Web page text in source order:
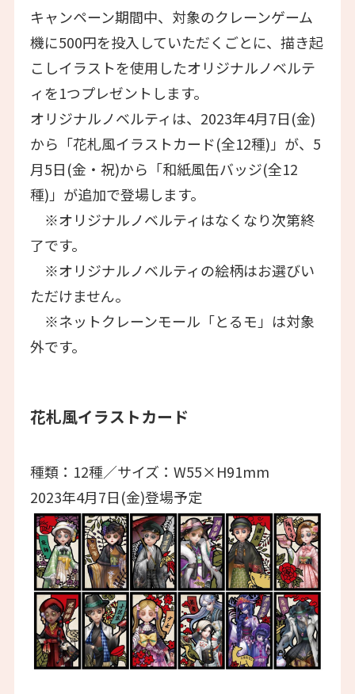
キャンペーン期間中、対象のクレーンゲーム
機に500円を投入していただくごとに、描き起
こしイラストを使用したオリジナルノベルテ
ィを1つプレゼントします。
オリジナルノベルティは、2023年4月7日(金)
から「花札風イラストカード(全12種)」が、5
月5日(金・祝)から「和紙風缶バッジ(全12
種)」が追加で登場します。
※オリジナルノベルティはなくなり次第終
了です。
※オリジナルノベルティの絵柄はお選びい
ただけません。
※ネットクレーンモール「とるモ」は対象
外です。
花札風イラストカード
種類：12種／サイズ：W55×H91mm
2023年4月7日(金)登場予定